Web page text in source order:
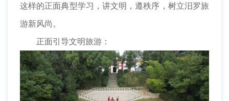
这样的正面典型学习，讲文明，遵秩序，树立汨罗旅
游新风尚。
正面引导文明旅游：